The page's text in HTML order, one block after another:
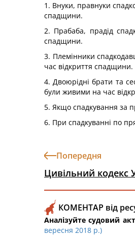
1. Внуки, правнуки
спадщини.
2. Прабаба, прадід
спадщини.
3. Племінники
час відкриття спадщини.
4. Двоюрідні брати та
були живими на час
5. Якщо спадкування за
6. При спадкуванні по
Попередня
Цивільний кодекс
КОМЕНТАР від
Аналізуйте судовий
вересня 2018 р.)